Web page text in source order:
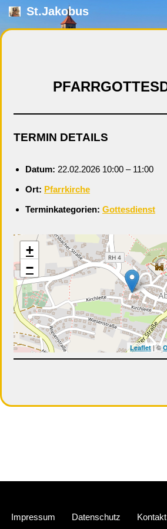
Zum
St.Jakobus
TERMIN DETAILS
Datum: 22.02.2026 10:00 – 11:00
Ort: Pfarrkirche
Terminkategorien: Gottesdienst
+
−
Leaflet| ©
Impressum Datenschutz Kontakt